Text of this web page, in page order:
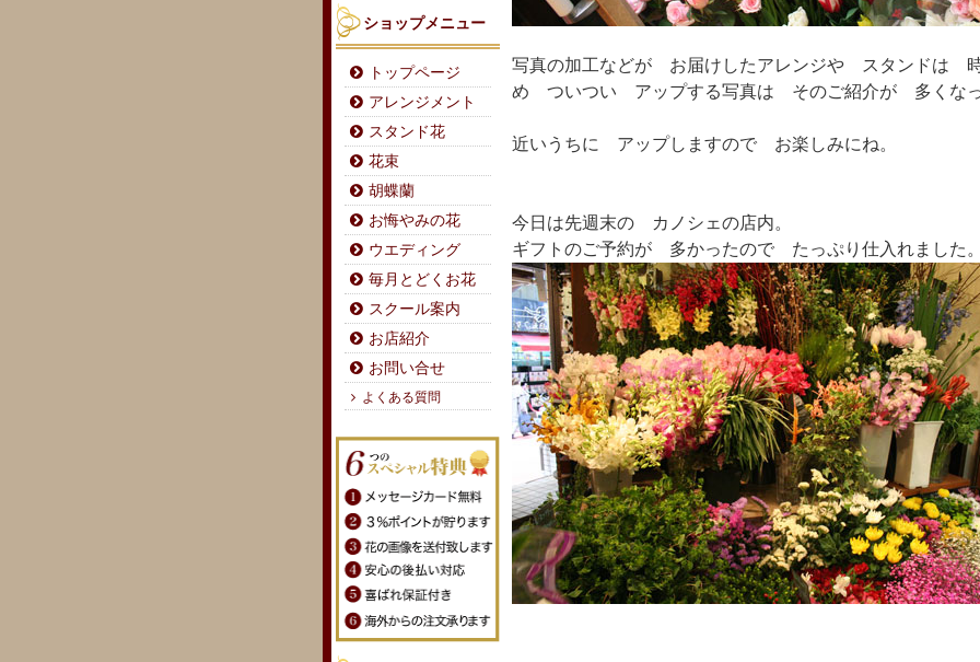
写真の加工などが お届けしたアレンジや スタンドは
め ついつい アップする写真は そのご紹介が 多くな
近いうちに アップしますので お楽しみにね。
今日は先週末の カノシェの店内。
ギフトのご予約が 多かったので たっぷり仕入れました
ショップメニュー
トップページ
アレンジメント
スタンド花
花束
胡蝶蘭
お悔やみの花
ウエディング
毎月とどくお花
スクール案内
お店紹介
お問い合せ
よくある質問